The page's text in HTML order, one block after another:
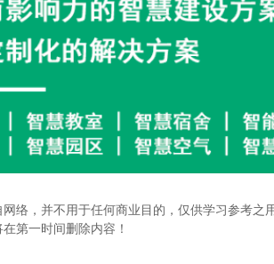
络，并不用于任何商业目的，仅供学习参考
第一时间删除内容！